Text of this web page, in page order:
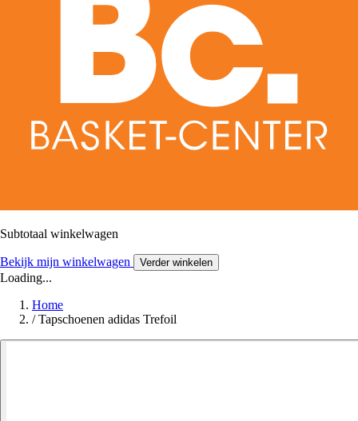
Subtotaal winkelwagen
Bekijk mijn winkelwagen Verder winkelen
Loading...
Home
/ Tapschoenen adidas Trefoil